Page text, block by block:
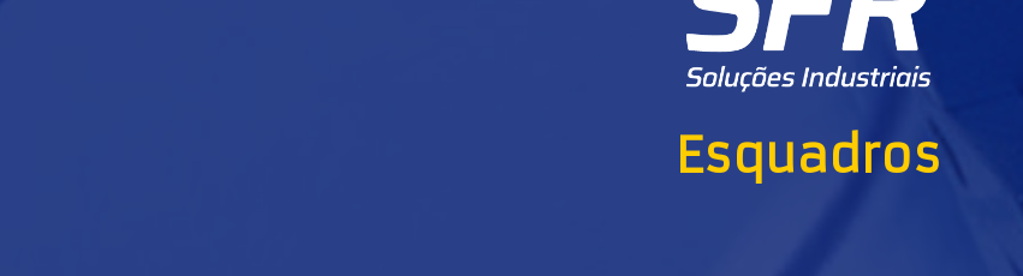
Esquadros